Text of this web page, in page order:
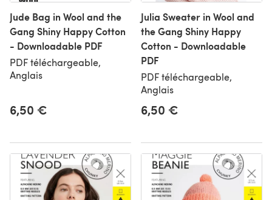
Jude Bag in Wool and the
Gang Shiny Happy Cotton
- Downloadable PDF
PDF téléchargeable,
Anglais
6,50 €
Julia Sweater in Wool and
the Gang Shiny Happy
Cotton - Downloadable
PDF
PDF téléchargeable,
Anglais
6,50 €